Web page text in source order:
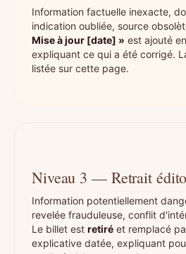
Information factuelle inexacte,
indication oubliée, source
Mise à jour [date] » est ajouté
expliquant ce qui a été corrigé.
listée sur cette page.
Niveau 3 — Retrait
Information potentiellement
revelée frauduleuse, conflit
Le billet est retiré et remplacé
explicative datée, expliquant